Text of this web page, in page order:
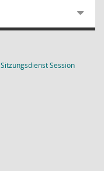
SitzungsdienstSession(Wird in